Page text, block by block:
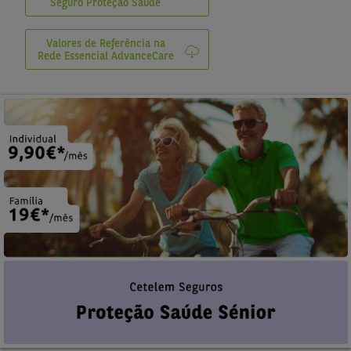
Seguro Proteção Saúde
Valores de Referência na
Rede Essencial AdvanceCare